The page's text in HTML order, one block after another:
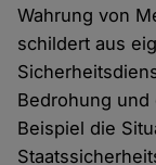
Wahrung von
schildert aus
Bedrohung
Beispiel die